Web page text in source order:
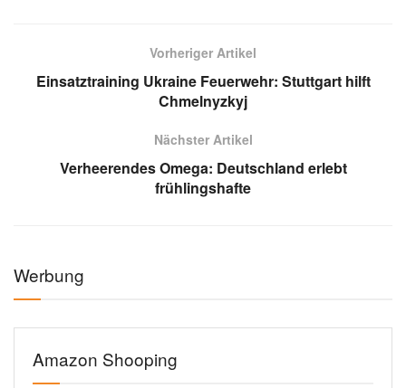
Vorheriger Artikel
Einsatztraining Ukraine Feuerwehr: Stuttgart hilft
Chmelnyzkyj
Nächster Artikel
Verheerendes Omega: Deutschland erlebt
frühlingshafte
Werbung
Amazon Shooping